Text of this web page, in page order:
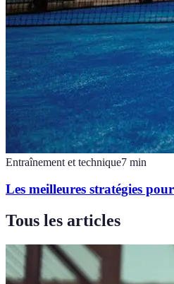
Entraînement et technique7 min
Les meilleures stratégies
Tous les articles